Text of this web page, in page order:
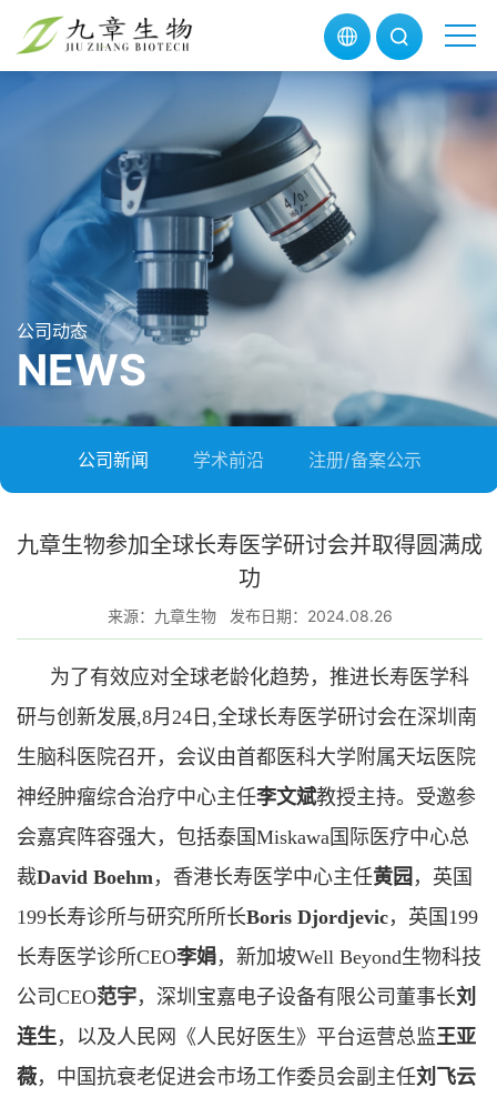
公司动态
NEWS
公司新闻 学术前沿 注册/备案公示
九章生物参加全球长寿医学研讨会并取得圆满成
功
来源：九章生物 发布日期：2024.08.26
为了有效应对全球老龄化趋势，推进长寿医学科
研与创新发展,8月24日,全球长寿医学研讨会在深圳南
生脑科医院召开，会议由首都医科大学附属天坛医院
神经肿瘤综合治疗中心主任李文斌教授主持。受邀参
会嘉宾阵容强大，包括泰国Miskawa国际医疗中心总
裁David Boehm，香港长寿医学中心主任黄园 ，英国
199长寿诊所与研究所所长Boris Djordjevic，英国199
长寿医学诊所CEO李娟，新加坡Well Beyond生物科技
公司CEO范宇，深圳宝嘉电子设备有限公司董事长刘
连生，以及人民网《人民好医生》平台运营总监王亚
薇，中国抗衰老促进会市场工作委员会副主任刘飞云